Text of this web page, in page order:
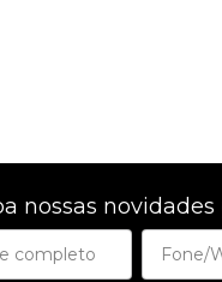
nossas novidades